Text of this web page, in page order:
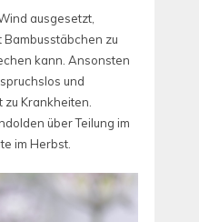
ausgesetzt,
Bambusstäbchen zu
kann. Ansonsten
und
Krankheiten.
über Teilung im
im Herbst.